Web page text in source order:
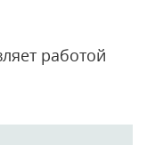
работой